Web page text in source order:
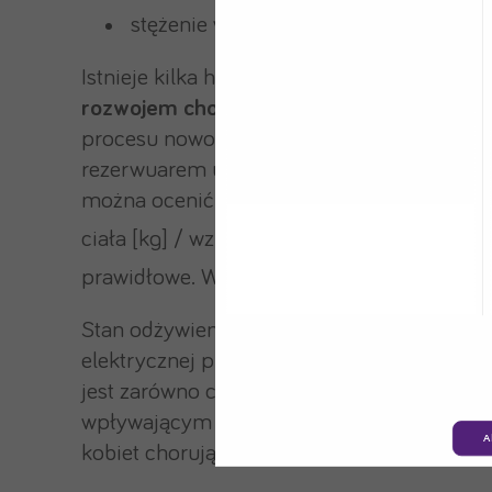
stężenie witaminy D w surowicy krwi
Istnieje kilka hipotez wskazujących na
rozwojem choroby nowotworowej w
procesu nowotworzenia wynika z
rezerwuarem u kobiet w wieku
można ocenić przy użyciu wskaźnika BMI
ciała [kg] / wzrost [m]
prawidłowe. Wynik 25,0 – 29,9 kg/m
Stan odżywienia można oceniać także,
elektrycznej przy użyciu analizatora składu
jest zarówno czynnikiem rozwoju
wpływającym na krótszy czas przeżycia
kobiet chorujących na raka piersi.